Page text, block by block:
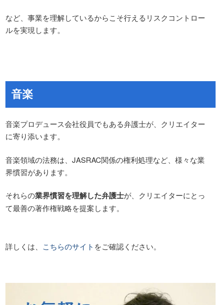
など、事業を理解しているからこそ行えるリスクコントロー
ルを実現します。
​音楽
音楽プロデュース会社役員でもある弁護士が、クリエイター
に寄り添います。
音楽領域の法務は、JASRAC関係の権利処理など、様々な業
界慣習があります。
それらの業界慣習を理解した弁護士が、クリエイターにとっ
て最善の著作権戦略を提案します。
詳しくは、 こちらのサイト をご確認ください。